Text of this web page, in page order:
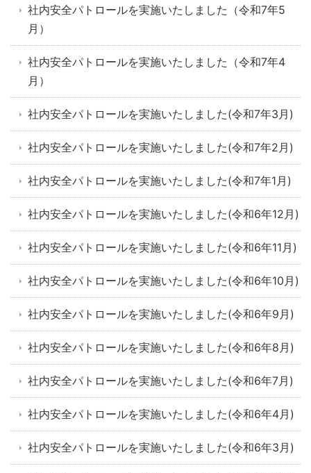
社内安全パトロールを実施いたしました（令和7年5
月）
社内安全パトロールを実施いたしました（令和7年4
月）
社内安全パトロールを実施いたしました(令和7年3月)
社内安全パトロールを実施いたしました(令和7年2月)
社内安全パトロールを実施いたしました(令和7年1月)
社内安全パトロールを実施いたしました(令和6年12月)
社内安全パトロールを実施いたしました(令和6年11月)
社内安全パトロールを実施いたしました(令和6年10月)
社内安全パトロールを実施いたしました(令和6年9月)
社内安全パトロールを実施いたしました(令和6年8月)
社内安全パトロールを実施いたしました(令和6年7月)
社内安全パトロールを実施いたしました(令和6年4月)
社内安全パトロールを実施いたしました(令和6年3月)